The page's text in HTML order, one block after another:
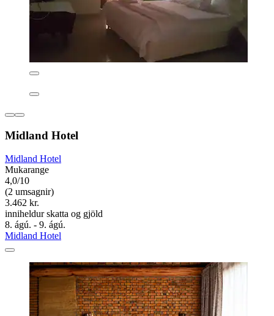
Midland Hotel
Midland Hotel
Mukarange
4,0/10
(2 umsagnir)
3.462 kr.
inniheldur skatta og gjöld
8. ágú. - 9. ágú.
Midland Hotel